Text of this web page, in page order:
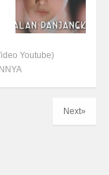
Youtube)
Next»